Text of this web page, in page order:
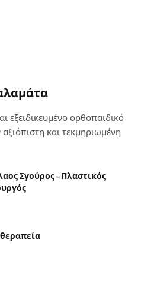
εξειδικευμένο ορθοπαιδικό
και τεκμηριωμένη
Σγούρος – Πλαστικός